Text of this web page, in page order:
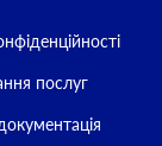
послуг